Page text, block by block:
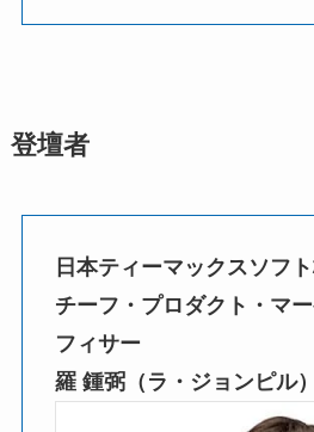
登壇者
日本ティーマックスソフ
チーフ・プロダクト・マ
フィサー
羅 鍾弼（ラ・ジョンピル）